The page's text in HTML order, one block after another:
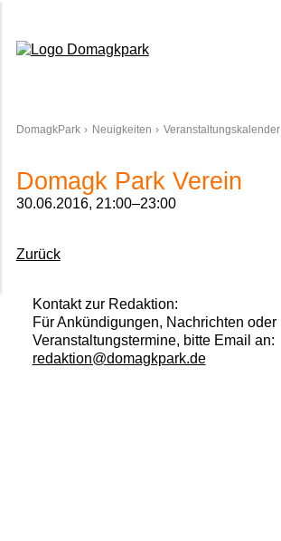
DomagkPark Neuigkeiten Veranstaltungskalender
Domagk Park Verein
30.06.2016, 21:00–23:00
Zurück
Kontakt zur Redaktion:
Für Ankündigungen, Nachrichten oder
Veranstaltungstermine, bitte Email an:
redaktion@domagkpark.de